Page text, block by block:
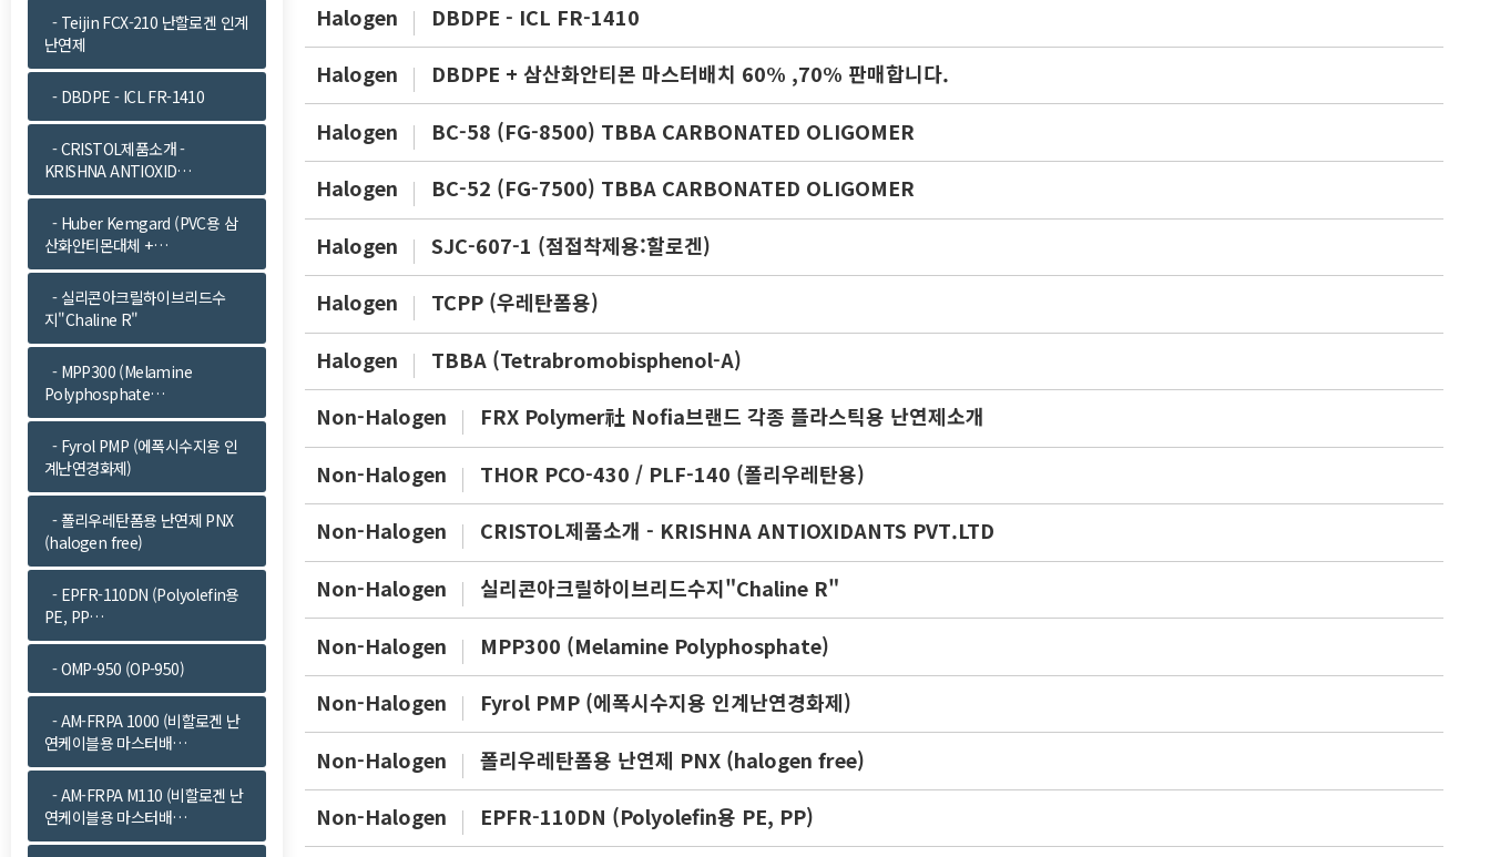
- Teijin FCX-210 난할로겐 인계
난연제
- DBDPE - ICL FR-1410
- CRISTOL제품소개 -
KRISHNA ANTIOXID…
- Huber Kemgard (PVC용 삼
산화안티몬대체 +…
- 실리콘아크릴하이브리드수
지"Chaline R"
- MPP300 (Melamine
Polyphosphate…
- Fyrol PMP (에폭시수지용 인
계난연경화제)
- 폴리우레탄폼용 난연제 PNX
(halogen free)
- EPFR-110DN (Polyolefin용
PE, PP…
- OMP-950 (OP-950)
- AM-FRPA 1000 (비할로겐 난
연케이블용 마스터배…
- AM-FRPA M110 (비할로겐 난
연케이블용 마스터배…
Halogen
DBDPE - ICL FR-1410
Halogen
DBDPE + 삼산화안티몬 마스터배치 60% ,70% 판매합니다.
Halogen
BC-58 (FG-8500) TBBA CARBONATED OLIGOMER
Halogen
BC-52 (FG-7500) TBBA CARBONATED OLIGOMER
Halogen
SJC-607-1 (점접착제용:할로겐)
Halogen
TCPP (우레탄폼용)
Halogen
TBBA (Tetrabromobisphenol-A)
Non-Halogen
FRX Polymer社 Nofia브랜드 각종 플라스틱용 난연제소개
Non-Halogen
THOR PCO-430 / PLF-140 (폴리우레탄용)
Non-Halogen
CRISTOL제품소개 - KRISHNA ANTIOXIDANTS PVT.LTD
Non-Halogen
실리콘아크릴하이브리드수지"Chaline R"
Non-Halogen
MPP300 (Melamine Polyphosphate)
Non-Halogen
Fyrol PMP (에폭시수지용 인계난연경화제)
Non-Halogen
폴리우레탄폼용 난연제 PNX (halogen free)
Non-Halogen
EPFR-110DN (Polyolefin용 PE, PP)